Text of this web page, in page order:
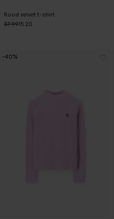
Rood velvet t-shirt
37.9915.20
-40%